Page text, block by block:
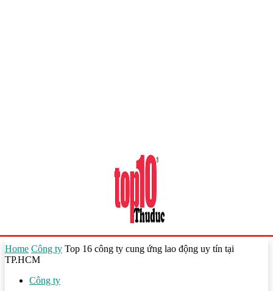
Home Công ty Top 16 công ty cung ứng lao động uy tín tại
TP.HCM
Công ty